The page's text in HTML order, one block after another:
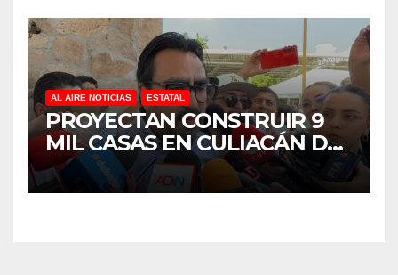
AL AIRE NOTICIAS ESTATAL
PROYECTAN CONSTRUIR 9
MIL CASAS EN CULIACÁN DEL
PROGRAMA VIVIENDAS DEL
BIENESTAR